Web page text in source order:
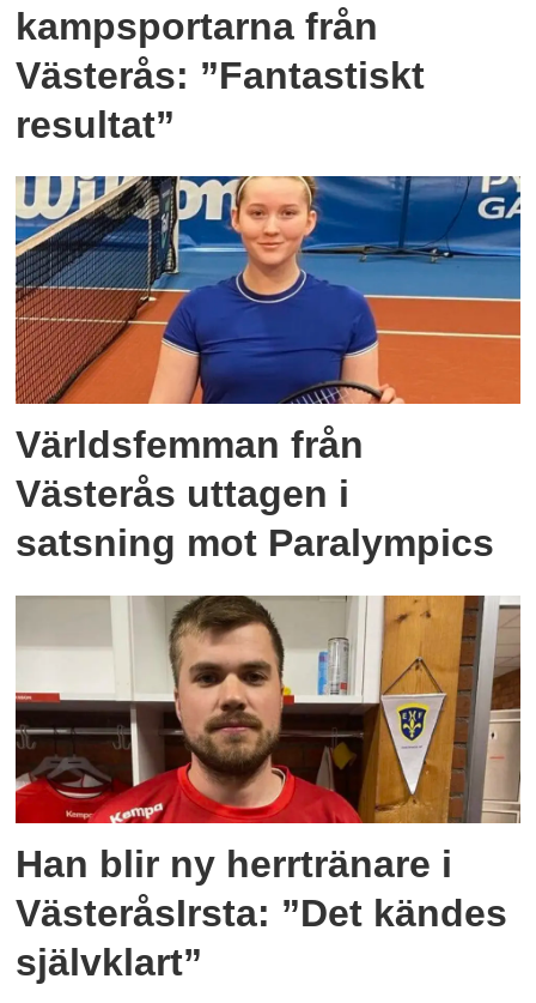
kampsportarna från
Västerås: ”Fantastiskt
resultat”
Världsfemman från
Västerås uttagen i
satsning mot Paralympics
Han blir ny herrtränare i
VästeråsIrsta: ”Det kändes
självklart”